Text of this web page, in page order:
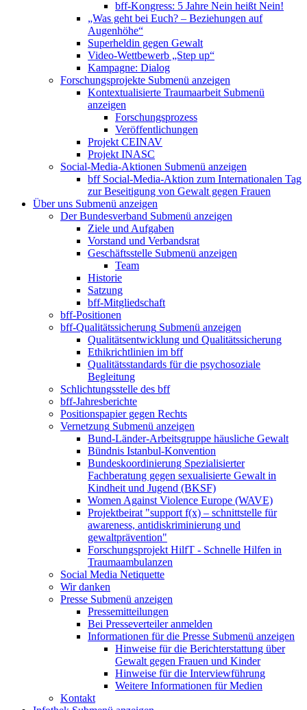
bff-Kongress: 5 Jahre Nein heißt Nein!
„Was geht bei Euch? – Beziehungen auf
Augenhöhe“
Superheldin gegen Gewalt
Video-Wettbewerb „Step up“
Kampagne: Dialog
Forschungsprojekte Submenü anzeigen
Kontextualisierte Traumaarbeit Submenü
anzeigen
Forschungsprozess
Veröffentlichungen
Projekt CEINAV
Projekt INASC
Social-Media-Aktionen Submenü anzeigen
bff Social-Media-Aktion zum Internationalen Tag
zur Beseitigung von Gewalt gegen Frauen
Über uns Submenü anzeigen
Der Bundesverband Submenü anzeigen
Ziele und Aufgaben
Vorstand und Verbandsrat
Geschäftsstelle Submenü anzeigen
Team
Historie
Satzung
bff-Mitgliedschaft
bff-Positionen
bff-Qualitätssicherung Submenü anzeigen
Qualitätsentwicklung und Qualitätssicherung
Ethikrichtlinien im bff
Qualitätsstandards für die psychosoziale
Begleitung
Schlichtungsstelle des bff
bff-Jahresberichte
Positionspapier gegen Rechts
Vernetzung Submenü anzeigen
Bund-Länder-Arbeitsgruppe häusliche Gewalt
Bündnis Istanbul-Konvention
Bundeskoordinierung Spezialisierter
Fachberatung gegen sexualisierte Gewalt in
Kindheit und Jugend (BKSF)
Women Against Violence Europe (WAVE)
Projektbeirat "support f(x) – schnittstelle für
awareness, antidiskriminierung und
gewaltprävention"
Forschungsprojekt HilfT - Schnelle Hilfen in
Traumaambulanzen
Social Media Netiquette
Wir danken
Presse Submenü anzeigen
Pressemitteilungen
Bei Presseverteiler anmelden
Informationen für die Presse Submenü anzeigen
Hinweise für die Berichterstattung über
Gewalt gegen Frauen und Kinder
Hinweise für die Interviewführung
Weitere Informationen für Medien
Kontakt